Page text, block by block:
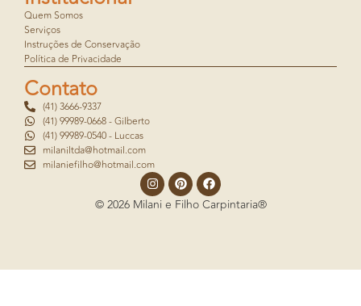
Quem Somos
Serviços
Instruções de Conservação
Política de Privacidade
Contato
(41) 3666-9337
(41) 99989-0668 - Gilberto
(41) 99989-0540 - Luccas
milaniltda@hotmail.com
milaniefilho@hotmail.com
© 2026 Milani e Filho Carpintaria®